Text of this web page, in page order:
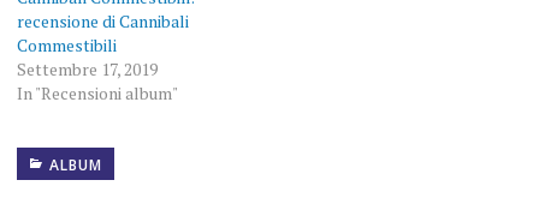
recensione di Cannibali
Commestibili
Settembre 17, 2019
In "Recensioni album"
ALBUM
ALBUM